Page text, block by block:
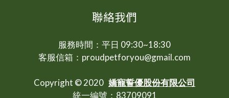
聯絡我們
服務時間：平日 09:30~18:30
客服信箱：proudpetforyou@gmail.com
Copyright © 2020 嬌寵誓優股份有限公司
統一編號：83709091